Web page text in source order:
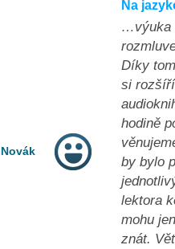
Na
…výuka
Díky
si
hodině
by bylo
lektora
mohu
znát.